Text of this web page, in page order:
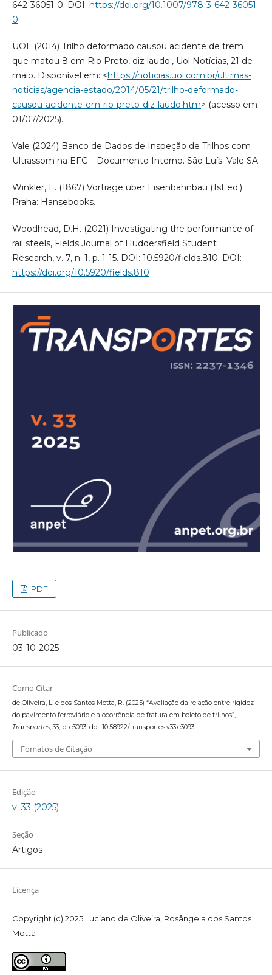
642-36051-0. DOI: https://doi.org/10.1007/978-3-642-36051-
0
UOL (2014) Trilho deformado causou acidente de trem
que matou 8 em Rio Preto, diz laudo., Uol Notícias, 21 de
maio. Disponível em: <https://noticias.uol.com.br/ultimas-
noticias/agencia-estado/2014/05/21/trilho-deformado-
causou-acidente-em-rio-preto-diz-laudo.htm> (acesso em
01/07/2025).
Vale (2024) Banco de Dados de Inspeção de Trilhos com
Ultrassom na EFC – Documento Interno. São Luís: Vale SA.
Winkler, E. (1867) Vorträge über Eisenbahnbau (1st ed.).
Praha: Hansebooks.
Woodhead, D.H. (2021) Investigating the performance of
rail steels, Fields Journal of Huddersfield Student
Research, v. 7, n. 1, p. 1-15. DOI: 10.5920/fields.810. DOI:
https://doi.org/10.5920/fields.810
PDF
Publicado
03-10-2025
Como Citar
de Oliveira, L. e dos Santos Motta, R. (2025) “Avaliação da relação entre rigidez
do pavimento ferroviário e a ocorrência de fratura em boleto de trilhos”,
Transportes, 33, p. e3093. doi: 10.58922/transportes.v33.e3093.
Fomatos de Citação
Edição
v. 33 (2025)
Seção
Artigos
Licença
Copyright (c) 2025 Luciano de Oliveira, Rosângela dos Santos
Motta